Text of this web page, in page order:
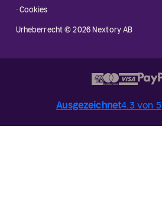
·Cookies
Urheberrecht © 2026 Nextory AB
Ausgezeichnet4.3 von 5